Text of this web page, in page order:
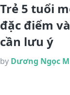
Trẻ 5 tuổi
đặc điểm
cần lưu ý
by Dương Ngọc